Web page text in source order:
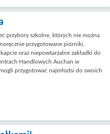
przybory szkolne, których nie można
przygotowane piórniki,
oraz niepowtarzalne zakładki do
Handlowych Auchan w
przygotować najmłodsi do swoich